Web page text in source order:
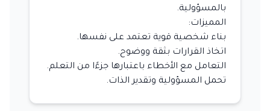
بالمسؤولية.
المميزات:
بناء شخصية قوية تعتمد على نفسها.
اتخاذ القرارات بثقة ووضوح.
التعامل مع الأخطاء باعتبارها جزءًا من التعلم.
تحمل المسؤولية وتقدير الذات.